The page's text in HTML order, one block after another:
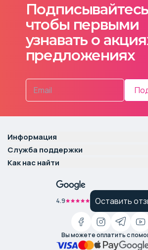
чтобы первыми
узнавать о
предложениях
Информация
Служба поддержки
Как нас найти
4.9 Оставить
Вы можете оплатить с